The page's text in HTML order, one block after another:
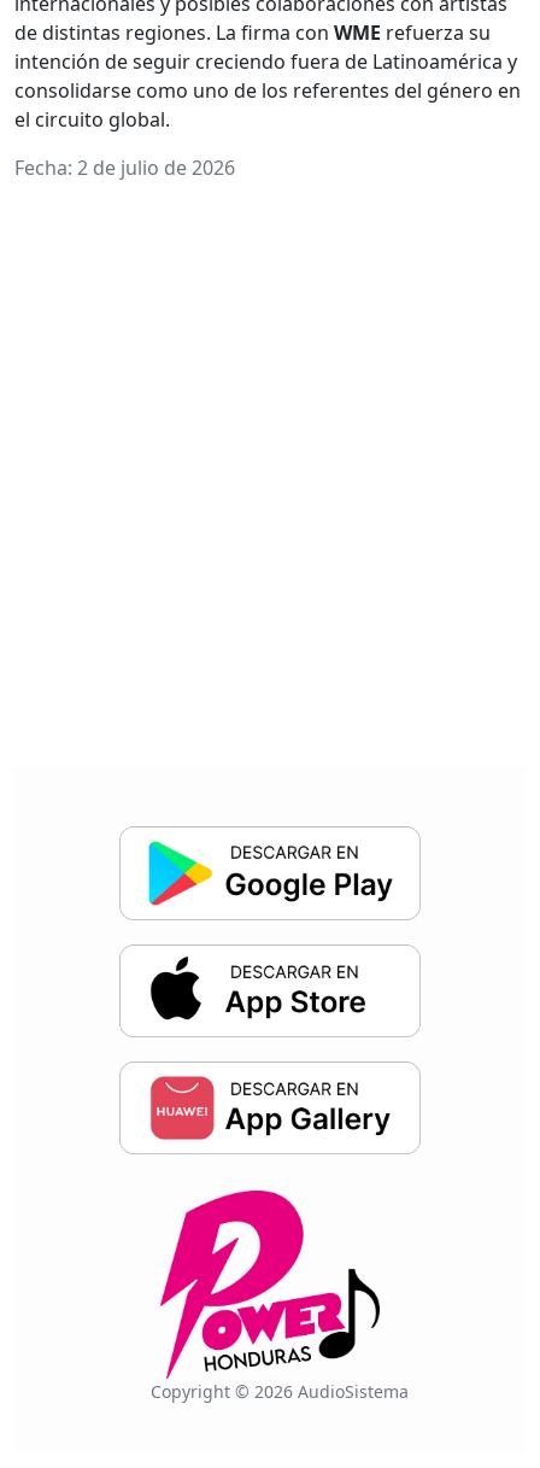
de distintas regiones. La firma con WME refuerza su
intención de seguir creciendo fuera de Latinoamérica y
consolidarse como uno de los referentes del género en
el circuito global.
Fecha: 2 de julio de 2026
Copyright © 2026 AudioSistema